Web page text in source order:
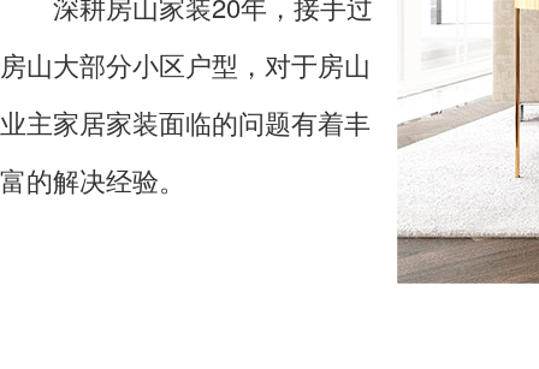
房山大部分小区户型，对于房山
业主家居家装面临的问题有着丰
富的解决经验。